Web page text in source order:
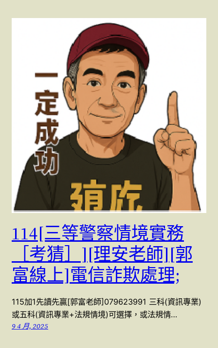
114[三等警察情境實務
［考猜］][理安老師][郭
富線上]電信詐欺處理;
115加1先讀先贏[郭富老師]079623991 三科(資訊專業)
或五科(資訊專業+法規情境)可選擇，或法規情…
9 4 月, 2025